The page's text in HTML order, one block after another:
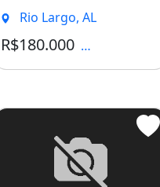
Rio Largo, AL
R$180.000 Condomínio